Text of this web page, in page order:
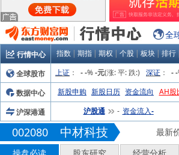
全
行情中心 指数 | 期指 | 期权 | 个股 | 板块 | 排行
全球股市
上证 ： - -% -元(涨:平:跌:) 深证 ： - -
数据中心
新股申购 新股日历 资金流向 AH股
沪深港通
沪股通 - 资金流入-
002080 中材科技 最新